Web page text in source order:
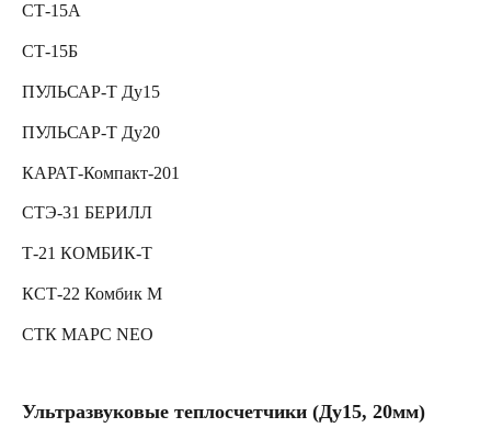
СТ-15А
СТ-15Б
ПУЛЬСАР-Т Ду15
ПУЛЬСАР-Т Ду20
КАРАТ-Компакт-201
СТЭ-31 БЕРИЛЛ
Т-21 КОМБИК-Т
КСТ-22 Комбик М
СТК МАРС NEO
Ультразвуковые теплосчетчики (Ду15, 20мм)